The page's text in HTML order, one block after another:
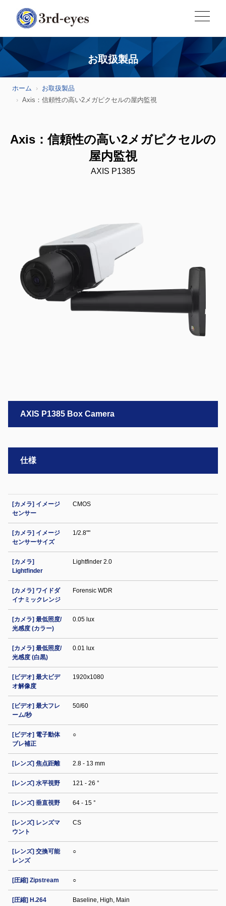
お取扱製品
ホーム
お取扱製品
Axis：信頼性の高い2メガピクセルの屋内監視
Axis：信頼性の高い2メガピクセルの
屋内監視
AXIS P1385
AXIS P1385 Box Camera
仕様
[カメラ] イメージ
センサー
CMOS
[カメラ] イメージ
センサーサイズ
1/2.8""
[カメラ]
Lightfinder
Lightfinder 2.0
[カメラ] ワイドダ
イナミックレンジ
Forensic WDR
[カメラ] 最低照度/
光感度 (カラー)
0.05 lux
[カメラ] 最低照度/
光感度 (白黒)
0.01 lux
[ビデオ] 最大ビデ
オ解像度
1920x1080
[ビデオ] 最大フレ
ーム/秒
50/60
[ビデオ] 電子動体
ブレ補正
○
[レンズ] 焦点距離 2.8 - 13 mm
[レンズ] 水平視野 121 - 26 °
[レンズ] 垂直視野 64 - 15 °
[レンズ] レンズマ
ウント
CS
[レンズ] 交換可能
レンズ
○
[圧縮] Zipstream ○
[圧縮] H.264 Baseline, High, Main